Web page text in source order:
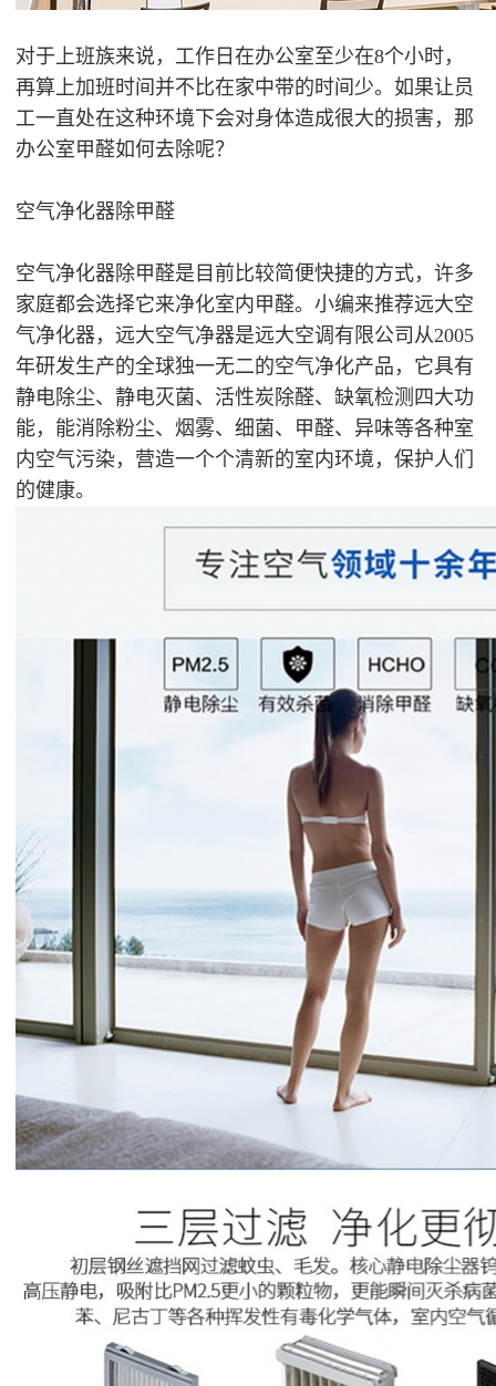
对于上班族来说，工作日在办公室至少在8个小时，
再算上加班时间并不比在家中带的时间少。如果让员
工一直处在这种环境下会对身体造成很大的损害，那
办公室甲醛如何去除呢？
空气净化器除甲醛
空气净化器除甲醛是目前比较简便快捷的方式，许多
家庭都会选择它来净化室内甲醛。小编来推荐远大空
气净化器，远大空气净器是远大空调有限公司从2005
年研发生产的全球独一无二的空气净化产品，它具有
静电除尘、静电灭菌、活性炭除醛、缺氧检测四大功
能，能消除粉尘、烟雾、细菌、甲醛、异味等各种室
内空气污染，营造一个个清新的室内环境，保护人们
的健康。